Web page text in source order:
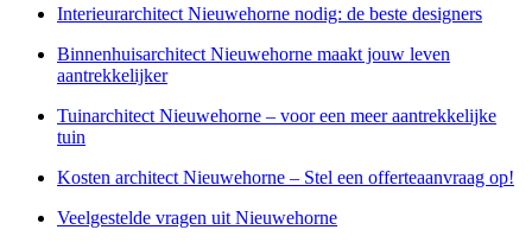
Interieurarchitect Nieuwehorne nodig: de beste designers
Binnenhuisarchitect Nieuwehorne maakt jouw leven
aantrekkelijker
Tuinarchitect Nieuwehorne – voor een meer aantrekkelijke
tuin
Kosten architect Nieuwehorne – Stel een offerteaanvraag op!
Veelgestelde vragen uit Nieuwehorne